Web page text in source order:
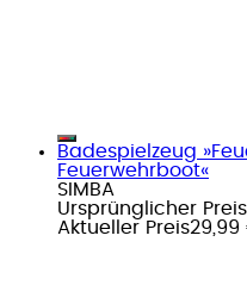
Badespielzeug
Feuerwehrboot«
SIMBA
Ursprünglicher Preis
Aktueller Preis29,99